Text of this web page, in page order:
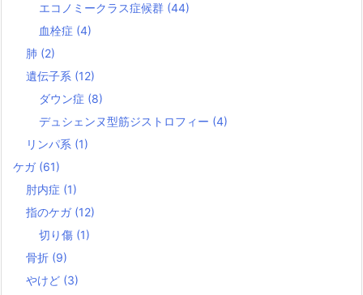
エコノミークラス症候群 (44)
血栓症 (4)
肺 (2)
遺伝子系 (12)
ダウン症 (8)
デュシェンヌ型筋ジストロフィー (4)
リンパ系 (1)
ケガ (61)
肘内症 (1)
指のケガ (12)
切り傷 (1)
骨折 (9)
やけど (3)